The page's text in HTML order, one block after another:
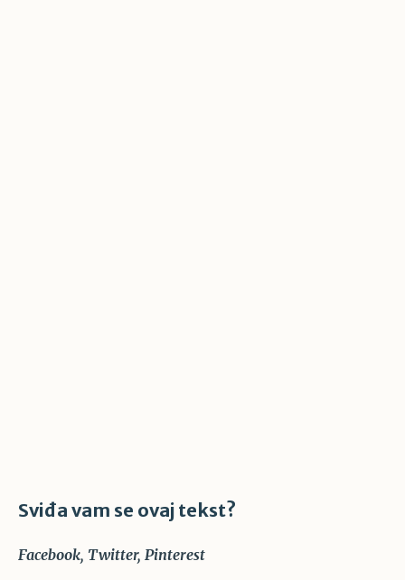
Sviđa vam se ovaj tekst?
Facebook Twitter Pinterest